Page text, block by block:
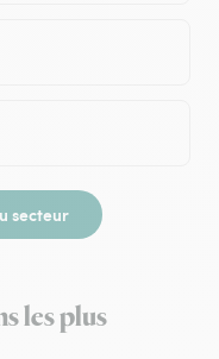
secteur
les plus